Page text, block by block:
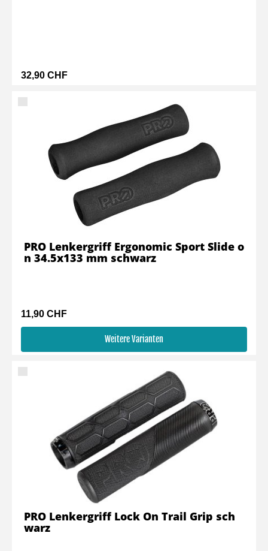
32,90 CHF
11,90 CHF
Weitere Varianten
PRO Lenkergriff Ergonomic Sport Slide o
n 34.5x133 mm schwarz
PRO Lenkergriff Lock On Trail Grip sch
warz